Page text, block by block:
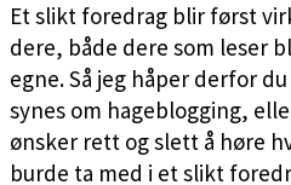
Et slikt foredrag blir først
dere, både dere som leser
egne. Så jeg håper derfor
synes om hageblogging,
ønsker rett og slett å høre
burde ta med i et slikt